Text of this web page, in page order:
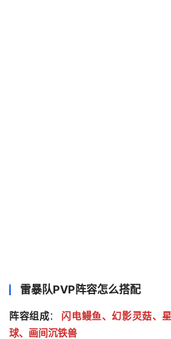
雷暴队PVP阵容怎么搭配
阵容组成：
闪电鳗鱼、幻影灵菇、
球、画间沉铁兽